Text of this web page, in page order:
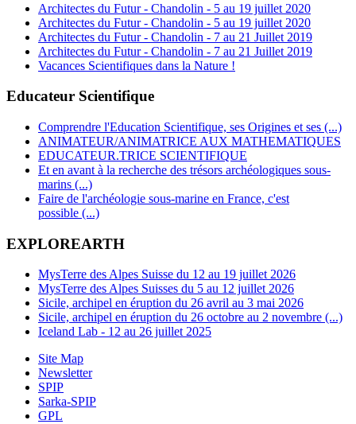
Architectes du Futur - Chandolin - 5 au 19 juillet 2020
Architectes du Futur - Chandolin - 5 au 19 juillet 2020
Architectes du Futur - Chandolin - 7 au 21 Juillet 2019
Architectes du Futur - Chandolin - 7 au 21 Juillet 2019
Vacances Scientifiques dans la Nature !
Educateur Scientifique
Comprendre l'Education Scientifique, ses Origines et ses (...)
ANIMATEUR/ANIMATRICE AUX MATHEMATIQUES
EDUCATEUR.TRICE SCIENTIFIQUE
Et en avant à la recherche des trésors archéologiques sous-
marins (...)
Faire de l'archéologie sous-marine en France, c'est
possible (...)
EXPLOREARTH
MysTerre des Alpes Suisse du 12 au 19 juillet 2026
MysTerre des Alpes Suisses du 5 au 12 juillet 2026
Sicile, archipel en éruption du 26 avril au 3 mai 2026
Sicile, archipel en éruption du 26 octobre au 2 novembre (...)
Iceland Lab - 12 au 26 juillet 2025
Site Map
Newsletter
SPIP
Sarka-SPIP
GPL